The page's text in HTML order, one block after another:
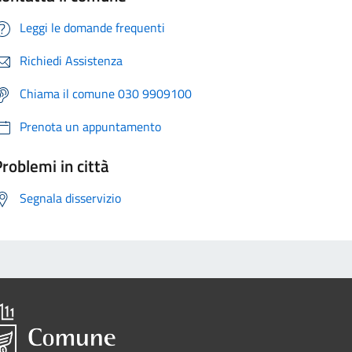
Leggi le domande frequenti
Richiedi Assistenza
Chiama il comune 030 9909100
Prenota un appuntamento
in città
Segnala disservizio